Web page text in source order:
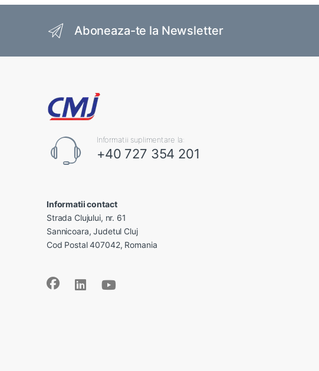
Aboneaza-te la Newsletter
Informatii suplimentare la:
+40 727 354 201
Informatii contact
Strada Clujului, nr. 61
Sannicoara, Judetul Cluj
Cod Postal 407042, Romania